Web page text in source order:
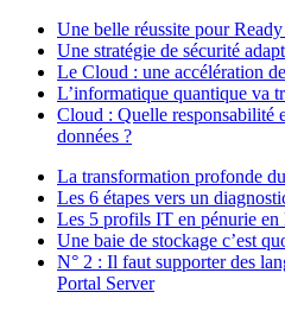
Une belle réussite pour
Une stratégie de sécurité
Le Cloud : une accélération
L’informatique quantique va
Cloud : Quelle responsabilité
données ?
La transformation profonde
Les 6 étapes vers un
Les 5 profils IT en pénurie en
Une baie de stockage c’est
N° 2 : Il faut supporter des
Portal Server